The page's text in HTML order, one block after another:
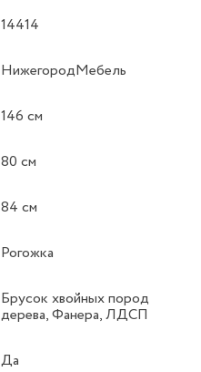
14414
НижегородМебель
146 см
80 см
84 см
Рогожка
Брусок хвойных пород
дерева, Фанера, ЛДСП
Да